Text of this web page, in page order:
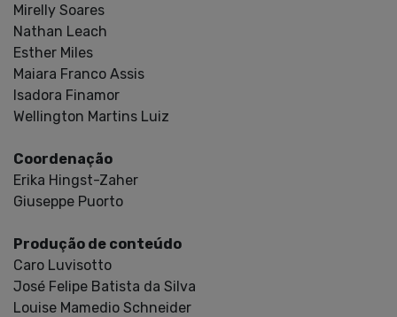
Mirelly Soares
Nathan Leach
Esther Miles
Maiara Franco Assis
Isadora Finamor
Wellington Martins Luiz
Coordenação
Erika Hingst-Zaher
Giuseppe Puorto
Produção de conteúdo
Caro Luvisotto
José Felipe Batista da Silva
Louise Mamedio Schneider